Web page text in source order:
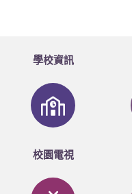
學校資訊
校園電視